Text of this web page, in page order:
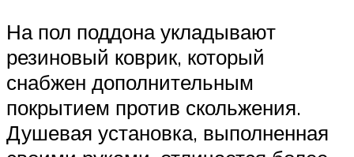
На пол поддона укладывают
резиновый коврик, который
снабжен дополнительным
покрытием против скольжения.
Душевая установка, выполненная